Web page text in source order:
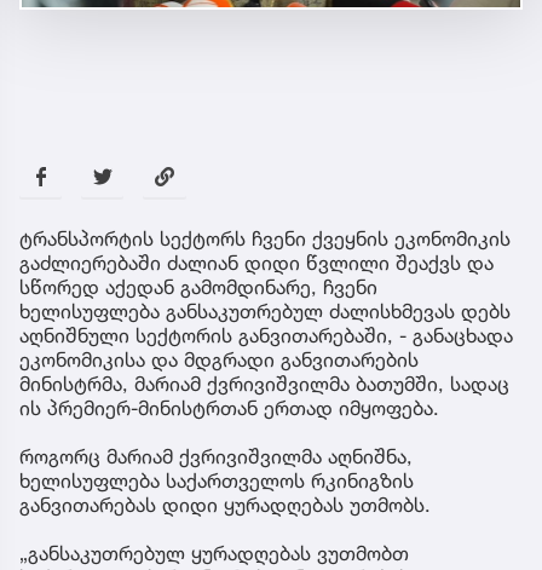
ტრანსპორტის სექტორს ჩვენი ქვეყნის ეკონომიკის
გაძლიერებაში ძალიან დიდი წვლილი შეაქვს და
სწორედ აქედან გამომდინარე, ჩვენი
ხელისუფლება განსაკუთრებულ ძალისხმევას დებს
აღნიშნული სექტორის განვითარებაში, - განაცხადა
ეკონომიკისა და მდგრადი განვითარების
მინისტრმა, მარიამ ქვრივიშვილმა ბათუმში, სადაც
ის პრემიერ-მინისტრთან ერთად იმყოფება.
როგორც მარიამ ქვრივიშვილმა აღნიშნა,
ხელისუფლება საქართველოს რკინიგზის
განვითარებას დიდი ყურადღებას უთმობს.
„განსაკუთრებულ ყურადღებას ვუთმობთ